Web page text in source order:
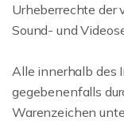
Urheberrechte der
Sound- und
Alle innerhalb des
gegebenenfalls
Warenzeichen